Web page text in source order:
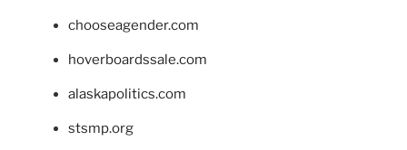
chooseagender.com
hoverboardssale.com
alaskapolitics.com
stsmp.org